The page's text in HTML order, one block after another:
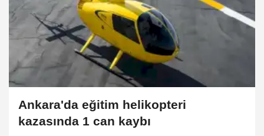
Ankara'da eğitim helikopteri
kazasında 1 can kaybı